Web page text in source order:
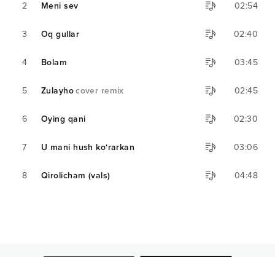
2 Meni sev 02:54
3 Oq gullar 02:40
4 Bolam 03:45
5 Zulayhocover remix 02:45
6 Oying qani 02:30
7 U mani hush ko‘rarkan 03:06
8 Qirolicham (vals) 04:48